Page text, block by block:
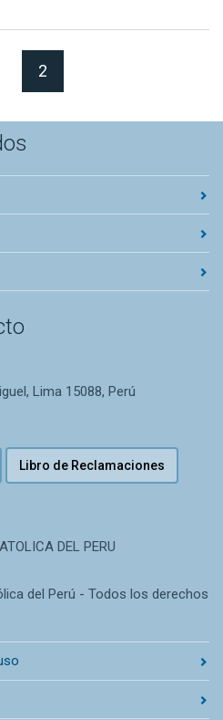
2
Lima 15088, Perú
Libro de Reclamaciones
DEL PERU
del Perú - Todos los derechos